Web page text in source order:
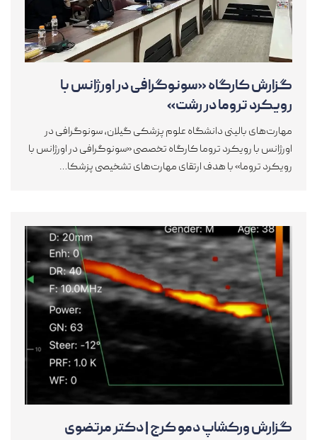
گزارش کارگاه «سونوگرافی در اورژانس با
رویکرد تروما در رشت»
مهارت‌های بالینی دانشگاه علوم پزشکی گیلان، سونوگرافی در
اورژانس با رویکرد تروما کارگاه تخصصی «سونوگرافی در اورژانس با
رویکرد تروما» با هدف ارتقای مهارت‌های تشخیصی پزشکا…
گزارش ورکشاپ دمو کرج | دکتر مرتضوی